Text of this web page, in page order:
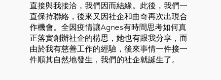
直接與我接洽，我們因而結緣。此後，我們一
直保持聯絡，後來又因社企和曲奇再次出現合
作機會。全因疫情讓Agnes有時間思考如何真
正落實創辦社企的構思，她也有跟我分享，而
由於我有慈善工作的經驗，後來事情一件接一
件順其自然地發生，我們的社企就誕生了。